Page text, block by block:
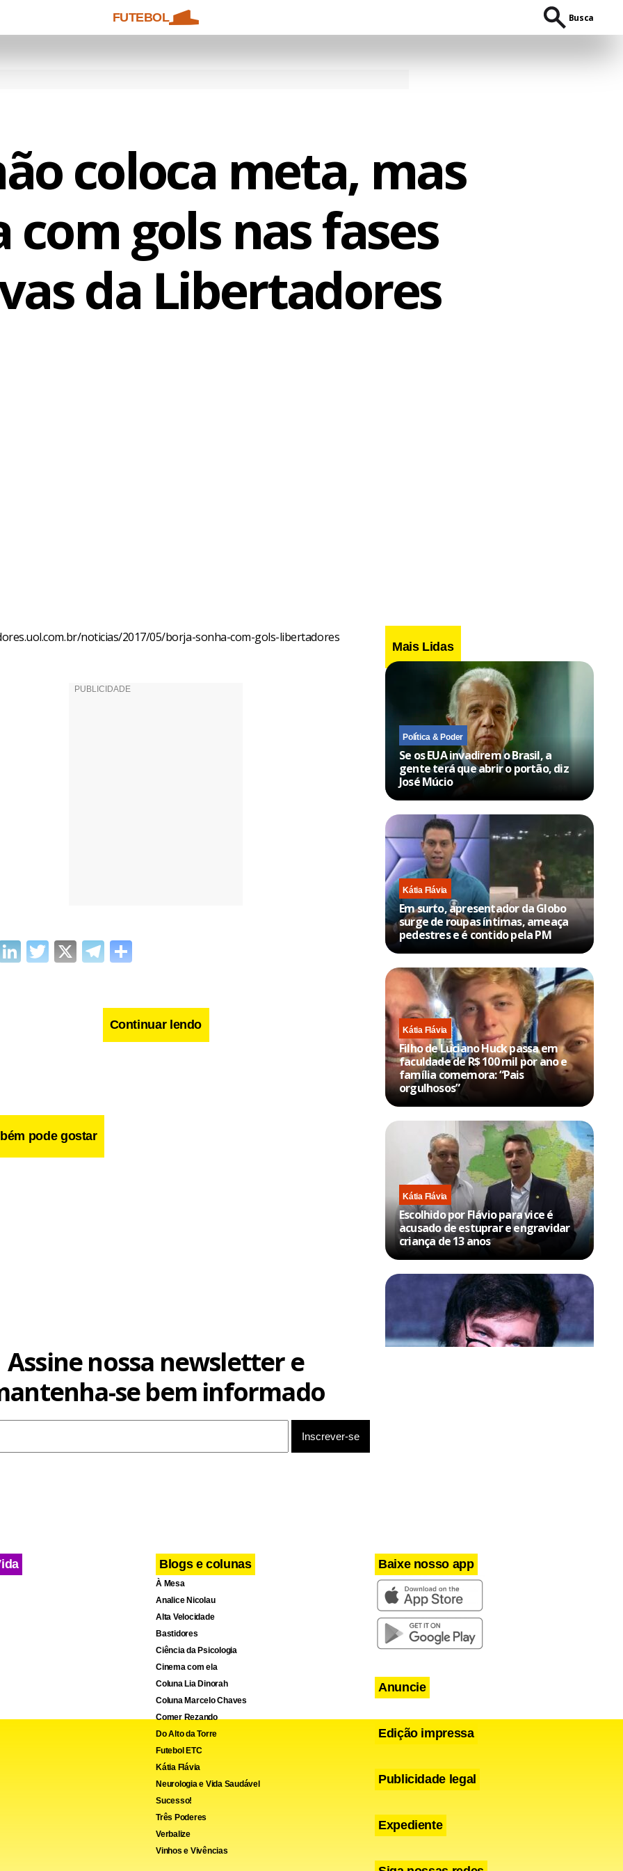
FUTEBOL Busca
coloca meta, mas
com gols nas fases
da Libertadores
noticias/2017/05/borja-sonha-com-gols-libertadores
LinkedIn
Twitter
X Telegram
Continuar lendo
pode gostar
Mais Lidas
Política & Poder
Se os EUA invadirem o Brasil, a
gente terá que abrir o portão, diz
José Múcio
Kátia Flávia
Em surto, apresentador da Globo
surge de roupas íntimas, ameaça
pedestres e é contido pela PM
Kátia Flávia
Filho de Luciano Huck passa em
faculdade de R$ 100 mil por ano e
família comemora: “Pais
orgulhosos”
Kátia Flávia
Escolhido por Flávio para vice é
acusado de estuprar e engravidar
criança de 13 anos
Assine nossa newsletter e
se bem informado
Blogs e colunas
À Mesa
Analice Nicolau
Alta Velocidade
Bastidores
Ciência da Psicologia
Cinema com ela
Coluna Lia Dinorah
Coluna Marcelo Chaves
Comer Rezando
Do Alto da Torre
Futebol ETC
Kátia Flávia
Neurologia e Vida Saudável
Sucesso!
Três Poderes
Verbalize
Vinhos e Vivências
Baixe nosso app
Anuncie
Edição impressa
Publicidade legal
Expediente